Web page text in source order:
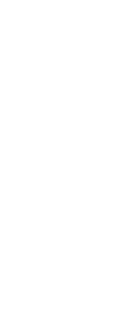
natur, smukke strande og
ø, hvor båden vil ligge natten
Praslin og har siden 1968
og suler, samt
al færdsel foregår til fods på
i land i roligt vejr, og
bådene må lande direkte
Island i ca. tre timer,
hvor vi vil være natten